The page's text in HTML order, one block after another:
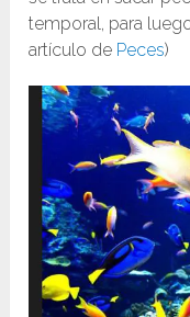
temporal, para
artículo de Peces)